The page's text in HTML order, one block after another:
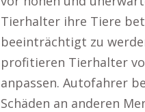
Tierhalter ihre Tiere
beeinträchtigt zu
profitieren Tierhalter
anpassen. Autofahrer
Schäden an anderen